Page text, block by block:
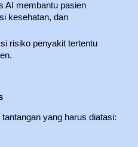
AI membantu pasien
kesehatan, dan
risiko penyakit tertentu
yang harus diatasi: